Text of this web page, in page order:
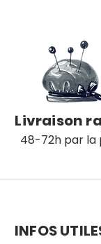
Livraison
48-72h par la
INFOS